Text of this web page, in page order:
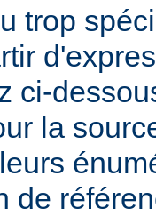
trop
ci-
la
de